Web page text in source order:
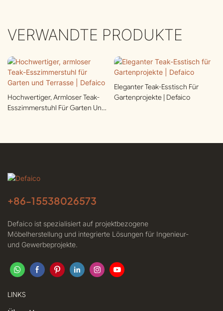
VERWANDTE PRODUKTE
Hochwertiger, Armloser Teak-
Esszimmerstuhl Für Garten Und
Eleganter Teak-Esstisch Für
Gartenprojekte | Defaico
+86-15538026573
Defaico ist spezialisiert auf projektbezogene
Möbelherstellung und integrierte Lösungen für Ingenieur-
und Gewerbeprojekte.
LINKS